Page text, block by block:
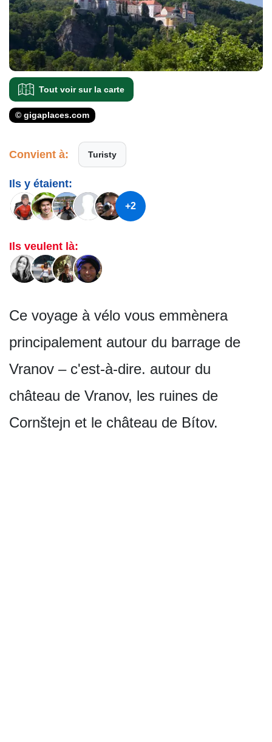
Tout voir sur la carte
© gigaplaces.com
Convient à: Turisty
Ils y étaient:
+2
Ils veulent là:
Ce voyage à vélo vous emmènera
principalement autour du barrage de
Vranov – c'est-à-dire. autour du
château de Vranov, les ruines de
Cornštejn et le château de Bítov.